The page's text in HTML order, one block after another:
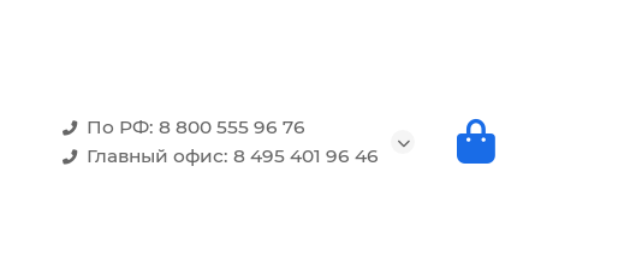
По РФ: 8 800 555 96 76
Главный офис: 8 495 401 96 46